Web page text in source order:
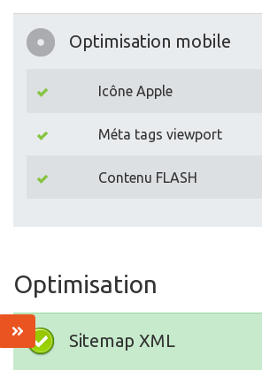
Optimisation mobile
Icône Apple
Méta tags viewport
Contenu FLASH
Optimisation
Sitemap XML